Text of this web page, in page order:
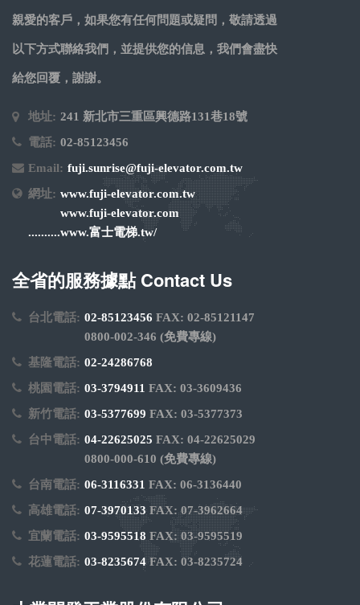
親愛的客戶，如果您有任何問題或疑問，敬請透過
以下方式聯絡我們，並提供您的信息，我們會盡快
給您回覆，謝謝。
地址: 241 新北市三重區興德路131巷18號
電話: 02-85123456
Email: fuji.sunrise@fuji-elevator.com.tw
網址: www.fuji-elevator.com.tw
www.fuji-elevator.com
..........www.富士電梯.tw/
全省的服務據點 Contact Us
台北電話: 02-85123456 FAX: 02-85121147
0800-002-346 (免費專線)
基隆電話: 02-24286768
桃園電話: 03-3794911 FAX: 03-3609436
新竹電話: 03-5377699 FAX: 03-5377373
台中電話: 04-22625025 FAX: 04-22625029
0800-000-610 (免費專線)
台南電話: 06-3116331 FAX: 06-3136440
高雄電話: 07-3970133FAX: 07-3962664
宜蘭電話: 03-9595518 FAX: 03-9595519
花蓮電話: 03-8235674FAX: 03-8235724